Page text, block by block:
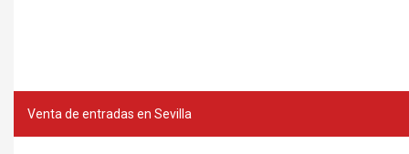
Venta de entradas en Sevilla